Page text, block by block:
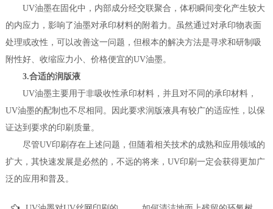
UV油墨在固化中，内部成分经交联聚合，体积瞬间变化产生较大
的内应力，影响了油墨对承印材料的附着力。虽然通过对承印物表面
处理或改性，可以改善这一问题，但根本的解决方法是寻求和研制吸
附性好、收缩应力小、价格便宜的UV油墨。
3.合适的润版液
UV油墨主要用于非吸收性承印材料，并且对不同的承印材料，
UV油墨的配制也不尽相同。因此要求润版液具有较广的适应性，以保
证达到要求的印刷质量。
尽管UV印刷存在上述问题，但随着相关技术的成熟和应用领域的
扩大，其快速发展是必然的，不远的将来，UV印刷一定会获得更加广
泛的应用和普及。